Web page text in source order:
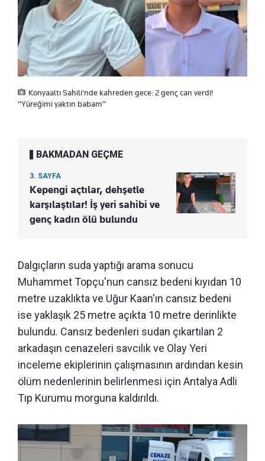
Konyaaltı Sahili'nde kahreden gece: 2 genç can verdi!
“Yüreğimi yaktın babam”
BAKMADAN GEÇME
3. SAYFA
Kepengi açtılar, dehşetle
karşılaştılar! İş yeri sahibi ve
genç kadın ölü bulundu
Dalgıçların suda yaptığı arama sonucu
Muhammet Topçu'nun cansız bedeni kıyıdan 10
metre uzaklıkta ve Uğur Kaan'ın cansız bedeni
ise yaklaşık 25 metre açıkta 10 metre derinlikte
bulundu. Cansız bedenleri sudan çıkartılan 2
arkadaşın cenazeleri savcılık ve Olay Yeri
inceleme ekiplerinin çalışmasının ardından kesin
ölüm nedenlerinin belirlenmesi için Antalya Adli
Tıp Kurumu morguna kaldırıldı.